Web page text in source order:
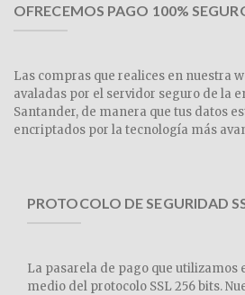
OFRECEMOS PAGO 100%
Las compras que realices en nuestra
avaladas por el servidor seguro de la
Santander, de manera que tus datos
encriptados por la tecnología más
PROTOCOLO DE SEGURIDAD
La pasarela de pago que utilizamos
medio del protocolo SSL 256 bits.